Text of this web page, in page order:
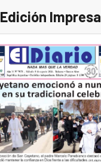
Edición Impresa